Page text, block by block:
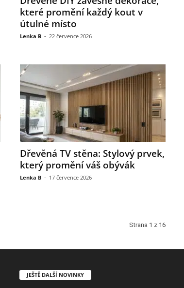
které promění každý kout v
útulné místo
Lenka B - 22 července 2026
Dřevěná TV stěna: Stylový prvek,
který promění váš obývák
Lenka B - 17 července 2026
Strana 1 z 16
JEŠTĚ DALŠÍ NOVINKY